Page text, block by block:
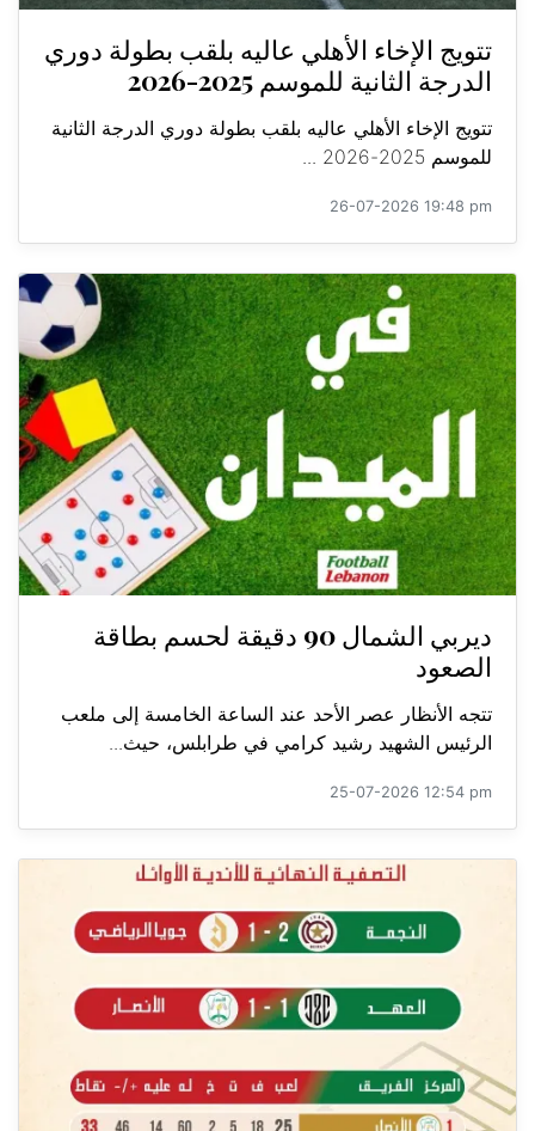
تتويج الإخاء الأهلي عاليه بلقب بطولة دوري
الدرجة الثانية للموسم 2025-2026
تتويج الإخاء الأهلي عاليه بلقب بطولة دوري الدرجة الثانية
للموسم 2025-2026 ...
26-07-2026 19:48 pm
ديربي الشمال 90 دقيقة لحسم بطاقة
الصعود
تتجه الأنظار عصر الأحد عند الساعة الخامسة إلى ملعب
الرئيس الشهيد رشيد كرامي في طرابلس، حيث...
25-07-2026 12:54 pm